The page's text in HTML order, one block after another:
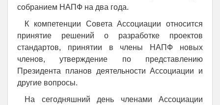
собранием НАПФ на два года.
К компетенции Совета Ассоциации относится
принятие решений о разработке проектов
стандартов, принятии в члены НАПФ новых
членов, утверждение по представлению
Президента планов деятельности Ассоциации и
другие вопросы.
На сегодняшний день членами Ассоциации